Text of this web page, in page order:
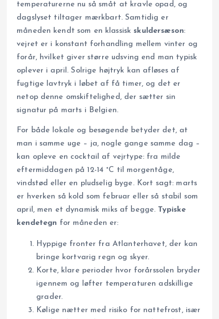
temperaturerne nu så småt at kravle opad, og
dagslyset tiltager mærkbart. Samtidig er
måneden kendt som en klassisk skuldersæson:
vejret er i konstant forhandling mellem vinter og
forår, hvilket giver større udsving end man typisk
oplever i april. Solrige højtryk kan afløses af
fugtige lavtryk i løbet af få timer, og det er
netop denne omskiftelighed, der sætter sin
signatur på marts i Belgien.
For både lokale og besøgende betyder det, at
man i samme uge – ja, nogle gange samme dag –
kan opleve en cocktail af vejrtype­: fra milde
eftermid­dagen på 12-14 °C til morgentåge,
vindstød eller en pludselig byge. Kort sagt: marts
er hverken så kold som februar eller så stabil som
april, men et dynamisk miks af begge. Typiske
kendetegn for måneden er:
Hyppige fronter fra Atlanterhavet, der kan
bringe kortvarig regn og skyer.
Korte, klare perioder hvor forårssolen bryder
igennem og løfter temperaturen adskillige
grader.
Kølige nætter med risiko for nattefrost, især